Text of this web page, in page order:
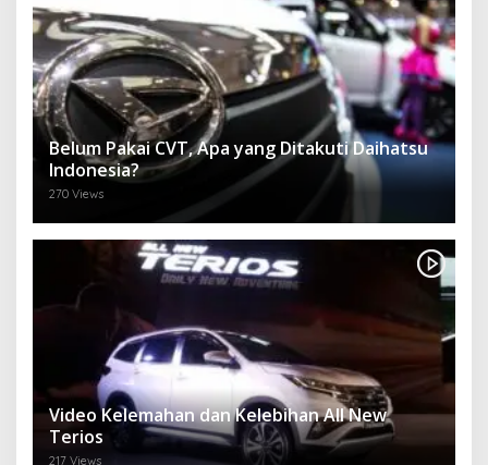
Belum Pakai CVT, Apa yang Ditakuti Daihatsu
Indonesia?
270 Views
Video Kelemahan dan Kelebihan All New
Terios
217 Views